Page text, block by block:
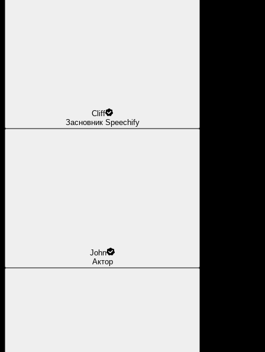
Cliff
Засновник Speechify
John
Актор